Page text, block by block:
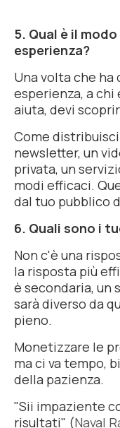
5. Qual è il
esperienza?
Una volta che ha
esperienza, a chi
aiuta, devi
Come
newsletter, un
privata, un
modi efficaci.
dal tuo pubblico
6. Quali sono i
Non c'è una
la risposta più
è secondaria, un
sarà diverso da
pieno.
Monetizzare le
ma ci va tempo,
della pazienza.
"Sii impaziente
risultati" (Naval